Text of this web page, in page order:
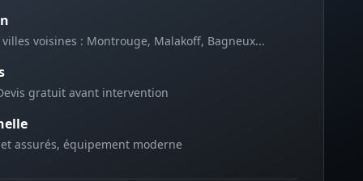
voisines : Montrouge, Malakoff, Bagneux...
gratuit avant intervention
assurés, équipement moderne